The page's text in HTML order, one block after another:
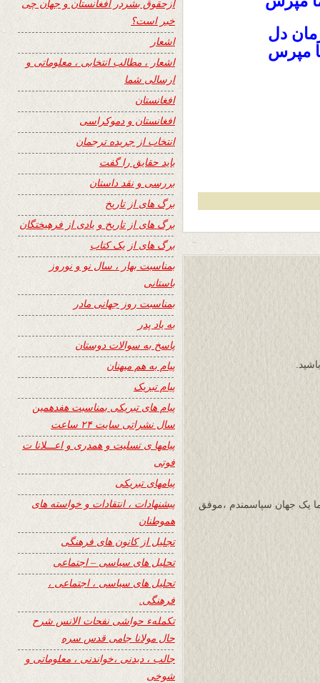
دل
مپرس
یک جهان سپاسمندم ،موفق
ازحقوق بشردر افغانستان و جهان چی
خبر است؟
اشعار
اشعار ، مطالب انتخابی ، معلوماتی و
ارسالی شما
افغانستان
افغانستان و دموکراسی
انتخاب از جریده ترجمان
باید حقایق را گفت
بررسی و نقد داستان
برگ های از تاریخ
برگ های از تاریخ و یادی از فرهیختگان
برگ های از یک کتاب
بمناسبت بهار ، سال نو و نوروز
باستانی
بمناسبت روز جهانی مادر
به یاد پدر
پاسخ به سوالات دوستان
پیام به هم میهنان
پیام تبریک
پیام های تبریکی بمناسبت هفدهمین
سال نشراتی سایت ۲۴ ساعت
پیامها ی تسلیت و همدری و اعـــلانا ت
فوتی
پیامهای تبریکی
پیشنهادات ، انتقادات و خواسته های
هموطنان
تجلیل از کانون های فرهنگی
تحلیل های سیاسی – اجتماعی
تحلیل های سیاسی ، اجتماعی ،
فرهنگی.
تکملهء حواشی نفحات الانس شرح
حال مولانا جامی قدس سره
جالب ، دیدنی ،خواندنی ، معلوماتی و
شوخی